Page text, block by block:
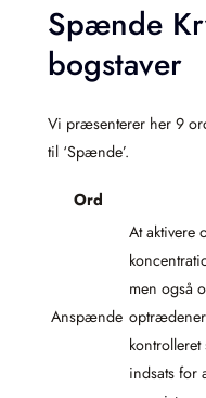
Spænde
bogstaver
Vi præsenterer her 9
til ‘Spænde’.
Ord
Anspænde
At aktivere
men også
indsats for